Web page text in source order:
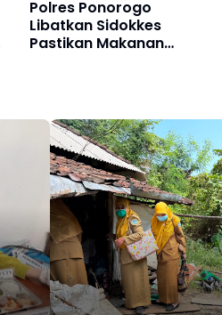
Polres Ponorogo
Libatkan Sidokkes
Pastikan Makanan